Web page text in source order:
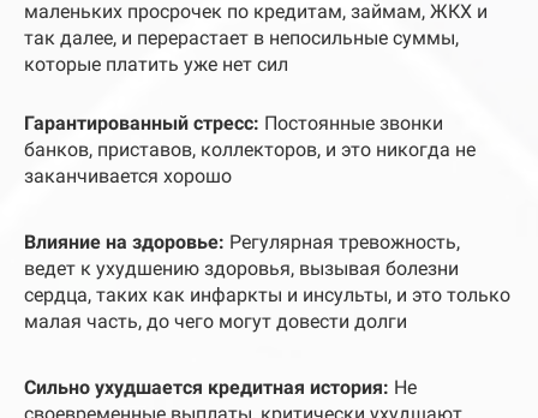
маленьких просрочек по кредитам, займам, ЖКХ и
так далее, и перерастает в непосильные суммы,
которые платить уже нет сил
Гарантированный стресс: Постоянные звонки
банков, приставов, коллекторов, и это никогда не
заканчивается хорошо
Влияние на здоровье: Регулярная тревожность,
ведет к ухудшению здоровья, вызывая болезни
сердца, таких как инфаркты и инсульты, и это только
малая часть, до чего могут довести долги
Сильно ухудшается кредитная история: Не
своевременные выплаты, критически ухудшают